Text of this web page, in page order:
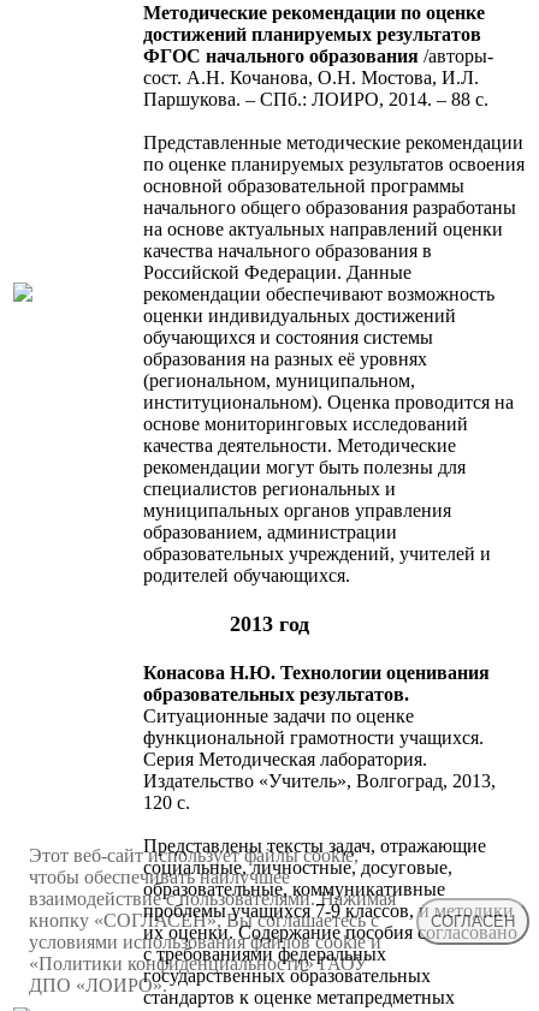
Методические рекомендации по оценке
достижений планируемых результатов
ФГОС начального образования /авторы-
сост. А.Н. Кочанова, О.Н. Мостова, И.Л.
Паршукова. – СПб.: ЛОИРО, 2014. – 88 с.
Представленные методические рекомендации
по оценке планируемых результатов освоения
основной образовательной программы
начального общего образования разработаны
на основе актуальных направлений оценки
качества начального образования в
Российской Федерации. Данные
рекомендации обеспечивают возможность
оценки индивидуальных достижений
обучающихся и состояния системы
образования на разных её уровнях
(региональном, муниципальном,
институциональном). Оценка проводится на
основе мониторинговых исследований
качества деятельности. Методические
рекомендации могут быть полезны для
специалистов региональных и
муниципальных органов управления
образованием, администрации
образовательных учреждений, учителей и
родителей обучающихся.
2013 год
Конасова Н.Ю. Технологии оценивания
образовательных результатов.
Ситуационные задачи по оценке
функциональной грамотности учащихся.
Серия Методическая лаборатория.
Издательство «Учитель», Волгоград, 2013,
120 с.
Представлены тексты задач, отражающие
социальные, личностные, досуговые,
образовательные, коммуникативные
проблемы учащихся 7-9 классов, и методики
их оценки. Содержание пособия согласовано
с требованиями федеральных
государственных образовательных
стандартов к оценке метапредметных
Этот веб-сайт использует файлы cookie,
чтобы обеспечивать наилучшее
взаимодействие с пользователями. Нажимая
кнопку «СОГЛАСЕН», Вы соглашаетесь с
условиями использования файлов cookie и
«Политики конфиденциальности» ГАОУ
ДПО «ЛОИРО».
СОГЛАСЕН